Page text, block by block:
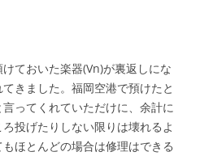
ておいた楽器(Vn)が裏返しにな
きました。福岡空港で預けたと
ってくれていただけに、余計に
投げたりしない限りは壊れるよ
ほとんどの場合は修理はできる